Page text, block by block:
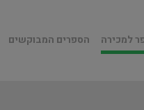
למכירה הספרים המבוקשים